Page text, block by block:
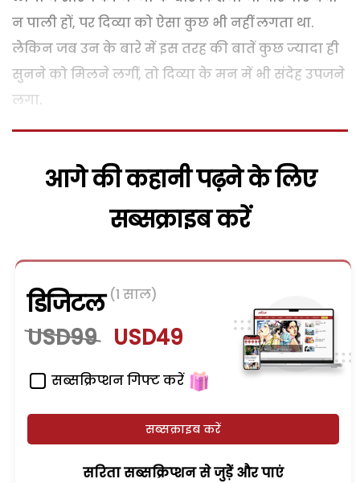
न पाली हों, पर दिव्या को ऐसा कुछ भी नहीं लगता था.
लेेकिन जब उन के बारे में इस तरह की बातें कुछ ज्यादा ही
सुनने को मिलने लगीं, तो दिव्या के मन में भी संदेह उपजने
लगा.
आगे की कहानी पढ़ने के लिए
सब्सक्राइब करें
डिजिटल (1 साल)
USD99 USD49
सब्सक्रिप्शन गिफ्ट करें
सब्सक्राइब करें
सरिता सब्सक्रिप्शन से जुड़ेें और पाएं